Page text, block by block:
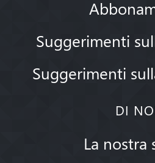
Suggerimenti
Suggerimenti
DI
La nostra